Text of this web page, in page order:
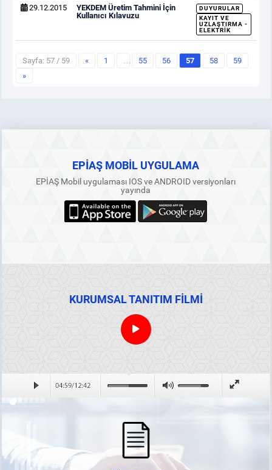
29.12.2015
YEKDEM Üretim Tahmini İçin
Kullanıcı Kılavuzu
DUYURULAR
KAYIT VE
UZLAŞTIRMA -
ELEKTRIK
Sayfa: 57 / 59 « 1 … 55 56 57 58
59
»
EPİAŞ MOBİL UYGULAMA
EPİAŞ Mobil uygulaması IOS ve ANDROID versiyonları
yayında
KURUMSAL TANITIM FİLMİ